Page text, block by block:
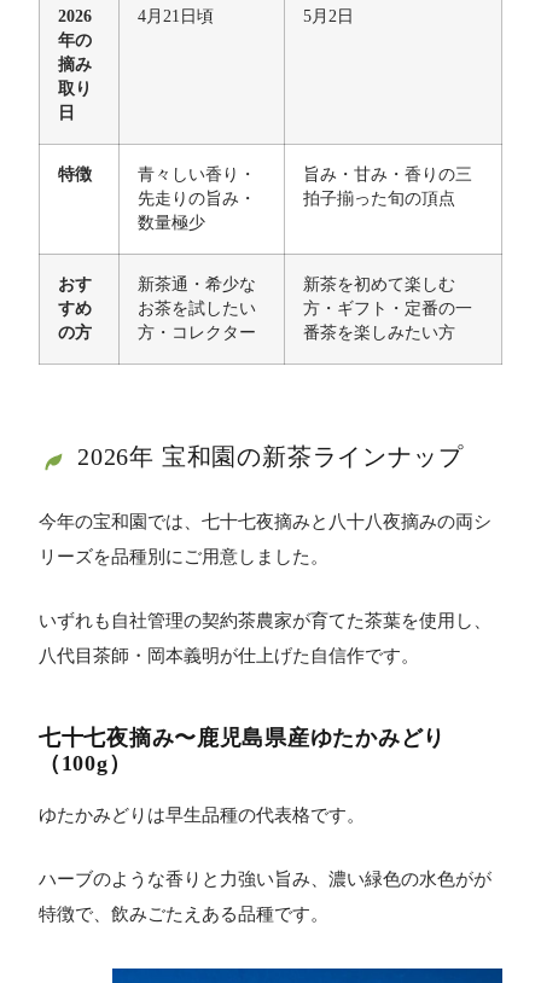
2026
年の
摘み
取り
日
4月21日頃 5月2日
特徴
青々しい香り・
先走りの旨み・
数量極少
旨み・甘み・香りの三
拍子揃った旬の頂点
おす
すめ
の方
新茶通・希少な
お茶を試したい
方・コレクター
新茶を初めて楽しむ
方・ギフト・定番の一
番茶を楽しみたい方
2026年 宝和園の新茶ラインナップ
今年の宝和園では、七十七夜摘みと八十八夜摘みの両シ
リーズを品種別にご用意しました。
いずれも自社管理の契約茶農家が育てた茶葉を使用し、
八代目茶師・岡本義明が仕上げた自信作です。
七十七夜摘み〜鹿児島県産ゆたかみどり
（100g）
ゆたかみどりは早生品種の代表格です。
ハーブのような香りと力強い旨み、濃い緑色の水色がが
特徴で、飲みごたえある品種です。